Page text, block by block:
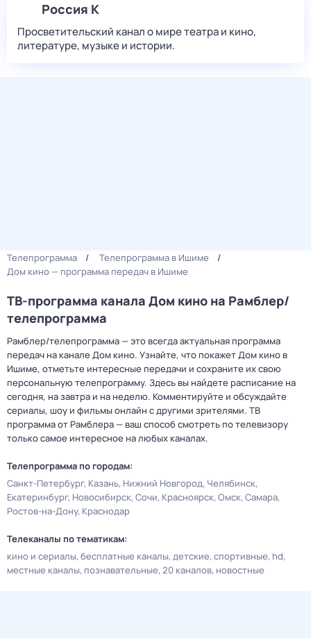
Россия К
Просветительский канал о мире театра и кино,
литературе, музыке и истории.
Телепрограмма
Телепрограмма в Ишиме
Дом кино — программа передач в Ишиме
ТВ-программа канала Дом кино на Рамблер/
телепрограмма
Рамблер/телепрограмма — это всегда актуальная программа
передач на канале Дом кино. Узнайте, что покажет Дом кино в
Ишиме, отметьте интересные передачи и сохраните их свою
персональную телепрограмму. Здесь вы найдете расписание на
сегодня, на завтра и на неделю. Комментируйте и обсуждайте
сериалы, шоу и фильмы онлайн с другими зрителями. ТВ
программа от Рамблера — ваш способ смотреть по телевизору
только самое интересное на любых каналах.
Телепрограмма по городам:
Санкт-Петербург Казань Нижний Новгород Челябинск
Екатеринбург Новосибирск Сочи Красноярск Омск Самара
Ростов-на-Дону Краснодар
Телеканалы по тематикам:
кино и сериалы бесплатные каналы детские спортивные hd
местные каналы познавательные 20 каналов новостные